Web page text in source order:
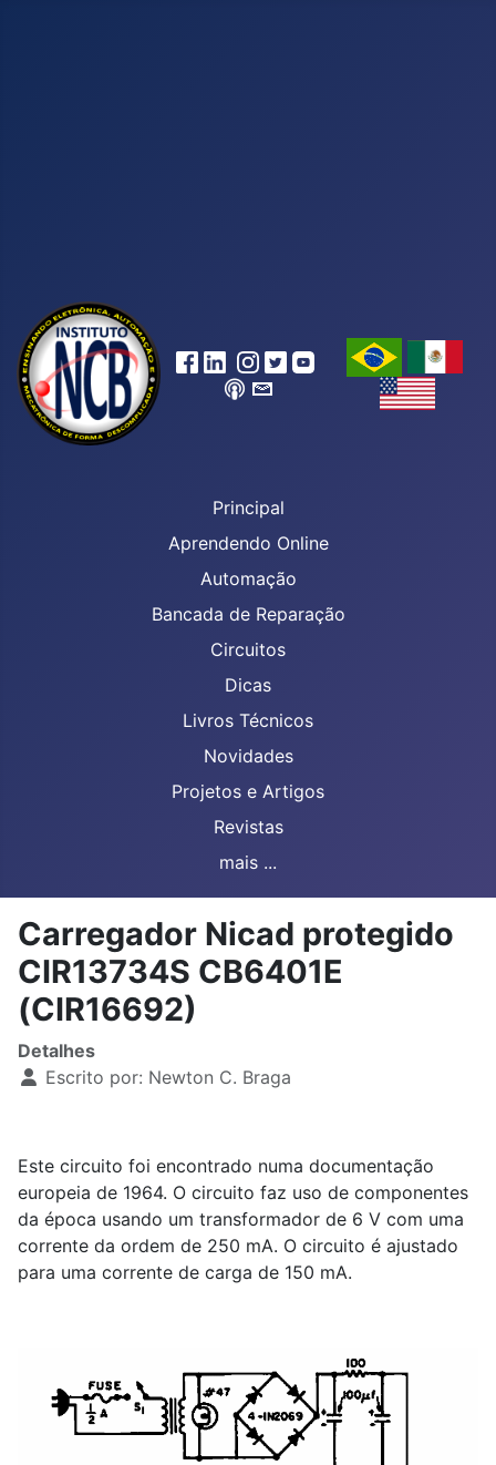
Principal
Aprendendo Online
Automação
Bancada de Reparação
Circuitos
Dicas
Livros Técnicos
Novidades
Projetos e Artigos
Revistas
mais ...
Carregador Nicad protegido
CIR13734S CB6401E
(CIR16692)
Detalhes
Escrito por: Newton C. Braga
Este circuito foi encontrado numa documentação
europeia de 1964. O circuito faz uso de componentes
da época usando um transformador de 6 V com uma
corrente da ordem de 250 mA. O circuito é ajustado
para uma corrente de carga de 150 mA.